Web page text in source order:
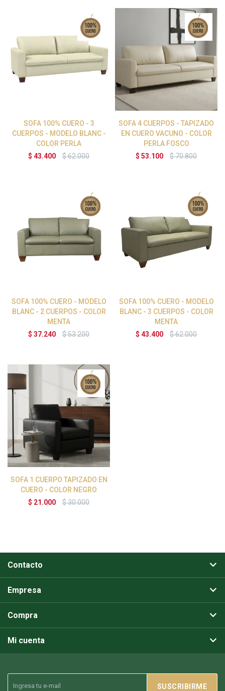
SOFA 100% CUERO - 3
CUERPOS - MODELO BLANC -
COLOR PERLA
$ 43.400 $62.000
SOFA 4 CUERPOS - TAPIZADO
EN CUERO VACUNO - COLOR
PERLA FOSCO
$ 53.100 $70.800
SOFA 100% CUERO - MODELO
BLANC - 2 CUERPOS - COLOR
MENTA
$ 37.240 $53.200
SOFA 100% CUERO - MODELO
BLANC - 3 CUERPOS - COLOR
MENTA
$ 43.400 $62.000
SOFA 1 CUERPO TAPIZADO EN
CUERO - COLOR NEGRO
$ 21.000 $30.000
SUSCRIBIRME
Contacto
Empresa
Compra
Mi cuenta